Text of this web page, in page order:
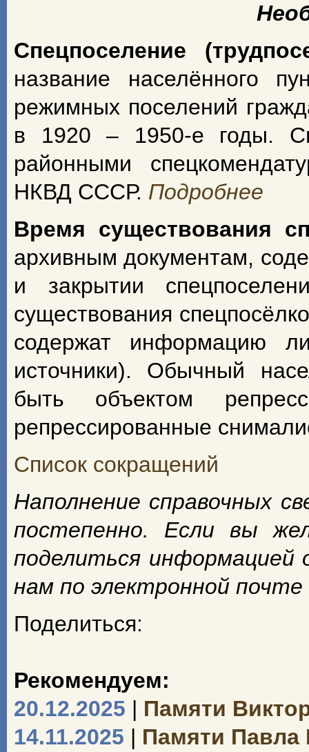
Спецпоселение
название населённого
режимных поселений
в 1920 – 1950-е годы.
районными
НКВД СССР. Подробнее
Время существования
архивным документам,
и закрытии
существования
содержат информацию
источники). Обычный
быть объектом
репрессированные
Список сокращений
Наполнение справочных
постепенно. Если вы
поделиться информацией
нам по электронной почте
Поделиться:
Рекомендуем:
20.12.2025 | Памяти
14.11.2025 | Памяти Павла